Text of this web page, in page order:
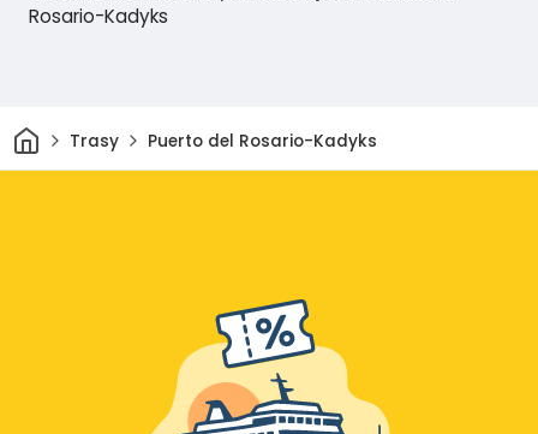
Rosario-Kadyks
DomTrasy Puerto del Rosario-Kadyks